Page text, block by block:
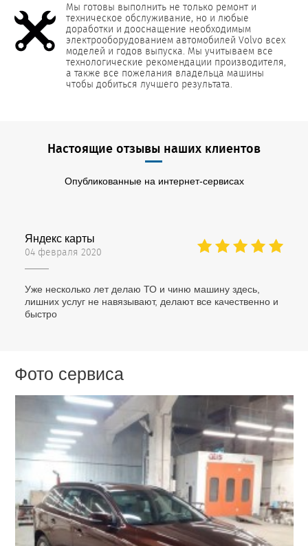
Мы готовы выполнить не только ремонт и
техническое обслуживание, но и любые
доработки и дооснащение необходимым
электрооборудованием автомобилей Volvo всех
моделей и годов выпуска. Мы учитываем все
технологические рекомендации производителя,
а также все пожелания владельца машины
чтобы добиться лучшего результата.
Настоящие отзывы наших клиентов
Опубликованные на интернет-сервисах
Яндекс карты
04 февраля 2020
Уже несколько лет делаю ТО и чиню машину здесь,
лишних услуг не навязывают, делают все качественно и
быстро
Фото сервиса